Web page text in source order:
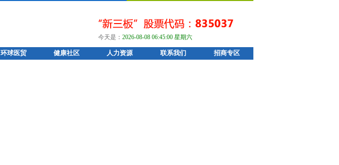
今天是： 2026-08-08 06:45:01 星期六
环球医贸 健康社区 人力资源 联系我们 招商专区